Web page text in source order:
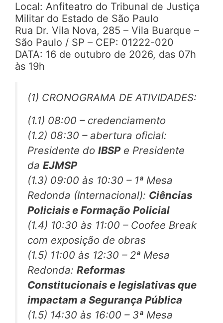
Local: Anfiteatro do Tribunal de Justiça
Militar do Estado de São Paulo
Rua Dr. Vila Nova, 285 – Vila Buarque –
São Paulo / SP – CEP: 01222-020
DATA: 16 de outubro de 2026, das 07h
às 19h
(1) CRONOGRAMA DE ATIVIDADES:
(1.1) 08:00 – credenciamento
(1.2) 08:30 – abertura oficial:
Presidente do IBSPe Presidente
da EJMSP
(1.3) 09:00 às 10:30 – 1ª Mesa
Redonda (Internacional): Ciências
Policiais e Formação Policial
(1.4) 10:30 às 11:00 – Coofee Break
com exposição de obras
(1.5) 11:00 às 12:30 – 2ª Mesa
Redonda: Reformas
Constitucionais e legislativas que
impactam a Segurança Pública
(1.5) 14:30 às 16:00 – 3ª Mesa